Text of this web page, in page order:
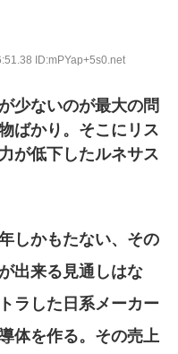
ID:mPYap+5s0.net
少ないのが最大の問
ばかり。そこにリス
が低下したルネサス
しかもたない、その
出来る見通しはな
ラした日系メーカー
体を作る。その売上